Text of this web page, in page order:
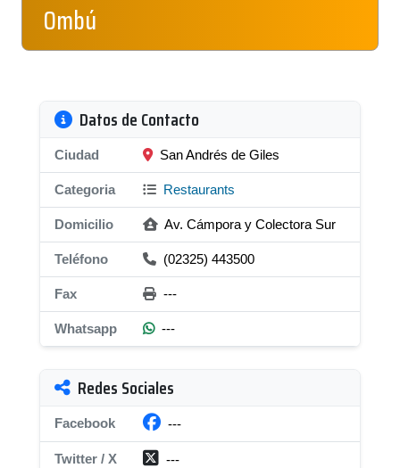
Ombú
Datos de Contacto
Ciudad San Andrés de Giles
Categoria Restaurants
Domicilio Av. Cámpora y Colectora Sur
Teléfono (02325) 443500
Fax ---
Whatsapp ---
Redes Sociales
Facebook ---
Twitter / X ---